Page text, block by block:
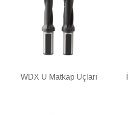
WDX U Matkap Uçları